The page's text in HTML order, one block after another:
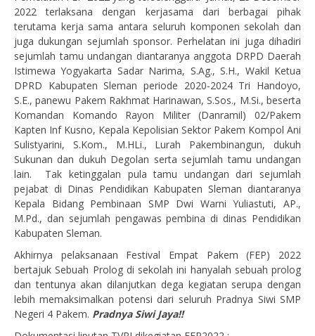
2022 terlaksana dengan kerjasama dari berbagai pihak
terutama kerja sama antara seluruh komponen sekolah dan
juga dukungan sejumlah sponsor. Perhelatan ini juga dihadiri
sejumlah tamu undangan diantaranya anggota DRPD Daerah
Istimewa Yogyakarta Sadar Narima, S.Ag., S.H., Wakil Ketua
DPRD Kabupaten Sleman periode 2020-2024 Tri Handoyo,
S.E., panewu Pakem Rakhmat Harinawan, S.Sos., M.Si., beserta
Komandan Komando Rayon Militer (Danramil) 02/Pakem
Kapten Inf Kusno, Kepala Kepolisian Sektor Pakem Kompol Ani
Sulistyarini, S.Kom., M.HLi., Lurah Pakembinangun, dukuh
Sukunan dan dukuh Degolan serta sejumlah tamu undangan
lain. Tak ketinggalan pula tamu undangan dari sejumlah
pejabat di Dinas Pendidikan Kabupaten Sleman diantaranya
Kepala Bidang Pembinaan SMP Dwi Warni Yuliastuti, AP.,
M.Pd., dan sejumlah pengawas pembina di dinas Pendidikan
Kabupaten Sleman.
Akhirnya pelaksanaan Festival Empat Pakem (FEP) 2022
bertajuk Sebuah Prolog di sekolah ini hanyalah sebuah prolog
dan tentunya akan dilanjutkan dega kegiatan serupa dengan
lebih memaksimalkan potensi dari seluruh Pradnya Siwi SMP
Negeri 4 Pakem. Pradnya Siwi Jaya!!